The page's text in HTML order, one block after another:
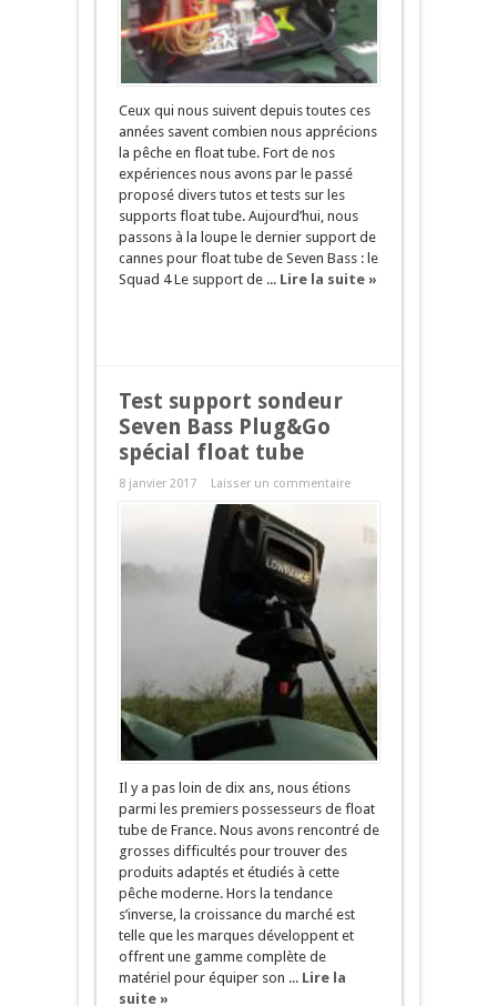
Ceux qui nous suivent depuis toutes ces
années savent combien nous apprécions
la pêche en float tube. Fort de nos
expériences nous avons par le passé
proposé divers tutos et tests sur les
supports float tube. Aujourd’hui, nous
passons à la loupe le dernier support de
cannes pour float tube de Seven Bass : le
Squad 4 Le support de ... Lire la suite »
Test support sondeur
Seven Bass Plug&Go
spécial float tube
8 janvier 2017 Laisser un commentaire
Il y a pas loin de dix ans, nous étions
parmi les premiers possesseurs de float
tube de France. Nous avons rencontré de
grosses difficultés pour trouver des
produits adaptés et étudiés à cette
pêche moderne. Hors la tendance
s’inverse, la croissance du marché est
telle que les marques développent et
offrent une gamme complète de
matériel pour équiper son ... Lire la
suite »